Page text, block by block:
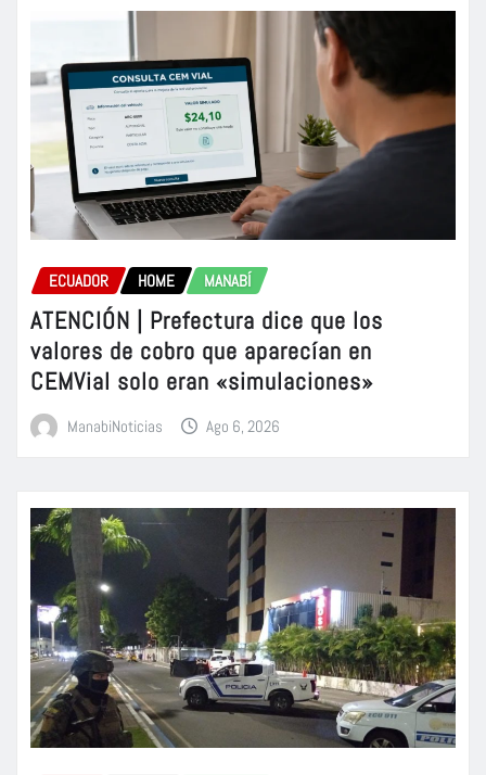
ECUADOR HOME MANABÍ
ATENCIÓN | Prefectura dice que los
valores de cobro que aparecían en
CEMVial solo eran «simulaciones»
ManabiNoticias Ago 6, 2026